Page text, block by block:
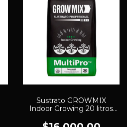
Sustrato GROWMIX
Indoor Growing 20 litros